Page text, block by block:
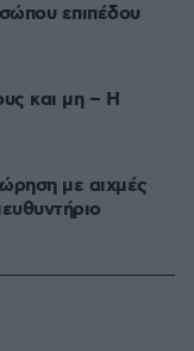
επιπέδου
και μη – Η
με αιχμές